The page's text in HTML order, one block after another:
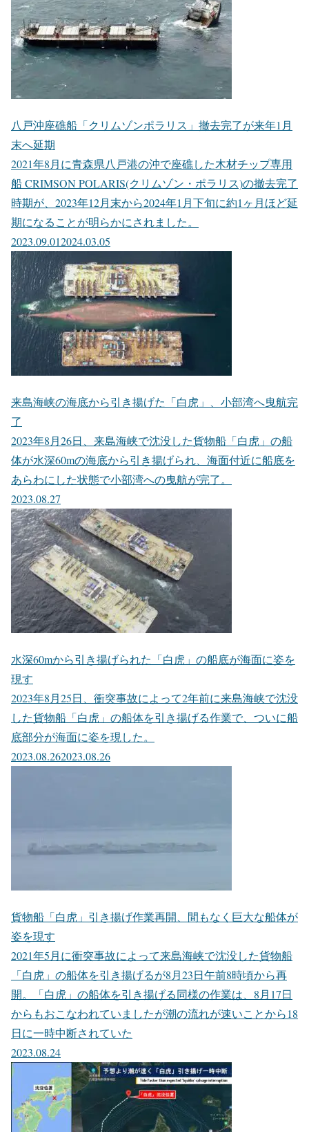
八戸沖座礁船「クリムゾンポラリス」撤去完了が来年1月
末へ延期
2021年8月に青森県八戸港の沖で座礁した木材チップ専用
船 CRIMSON POLARIS(クリムゾン・ポラリス)の撤去完了
時期が、2023年12月末から2024年1月下旬に約1ヶ月ほど延
期になることが明らかにされました。
2023.09.012024.03.05
来島海峡の海底から引き揚げた「白虎」、小部湾へ曳航完
了
2023年8月26日、来島海峡で沈没した貨物船「白虎」の船
体が水深60mの海底から引き揚げられ、海面付近に船底を
あらわにした状態で小部湾への曳航が完了。
2023.08.27
水深60mから引き揚げられた「白虎」の船底が海面に姿を
現す
2023年8月25日、衝突事故によって2年前に来島海峡で沈没
した貨物船「白虎」の船体を引き揚げる作業で、ついに船
底部分が海面に姿を現した。
2023.08.262023.08.26
貨物船「白虎」引き揚げ作業再開、間もなく巨大な船体が
姿を現す
2021年5月に衝突事故によって来島海峡で沈没した貨物船
「白虎」の船体を引き揚げるが8月23日午前8時頃から再
開。「白虎」の船体を引き揚げる同様の作業は、8月17日
からもおこなわれていましたが潮の流れが速いことから18
日に一時中断されていた
2023.08.24